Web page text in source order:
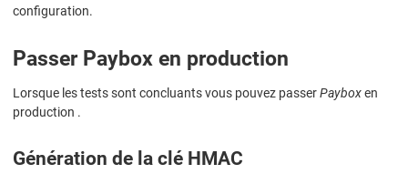
configuration.
Passer Paybox en production
Lorsque les tests sont concluants vous pouvez passerPayboxen
production .
Génération de la clé HMAC